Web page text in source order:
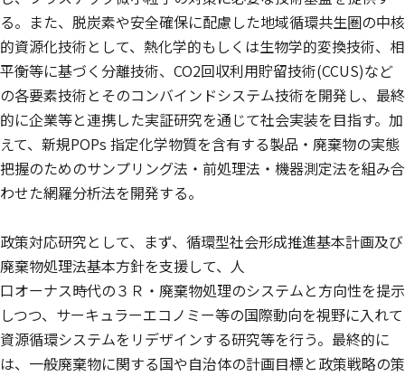
る。また、脱炭素や安全確保に配慮した地域循環共生圏の中核
的資源化技術として、熱化学的もしくは生物学的変換技術、相
平衡等に基づく分離技術、CO2回収利用貯留技術(CCUS)など
の各要素技術とそのコンバインドシステム技術を開発し、最終
的に企業等と連携した実証研究を通じて社会実装を目指す。加
えて、新規POPs 指定化学物質を含有する製品・廃棄物の実態
把握のためのサンプリング法・前処理法・機器測定法を組み合
わせた網羅分析法を開発する。
政策対応研究として、まず、循環型社会形成推進基本計画及び
廃棄物処理法基本方針を支援して、人
口オーナス時代の３Ｒ・廃棄物処理のシステムと方向性を提示
しつつ、サーキュラーエコノミー等の国際動向を視野に入れて
資源循環システムをリデザインする研究等を行う。最終的に
は、一般廃棄物に関する国や自治体の計画目標と政策戦略の策